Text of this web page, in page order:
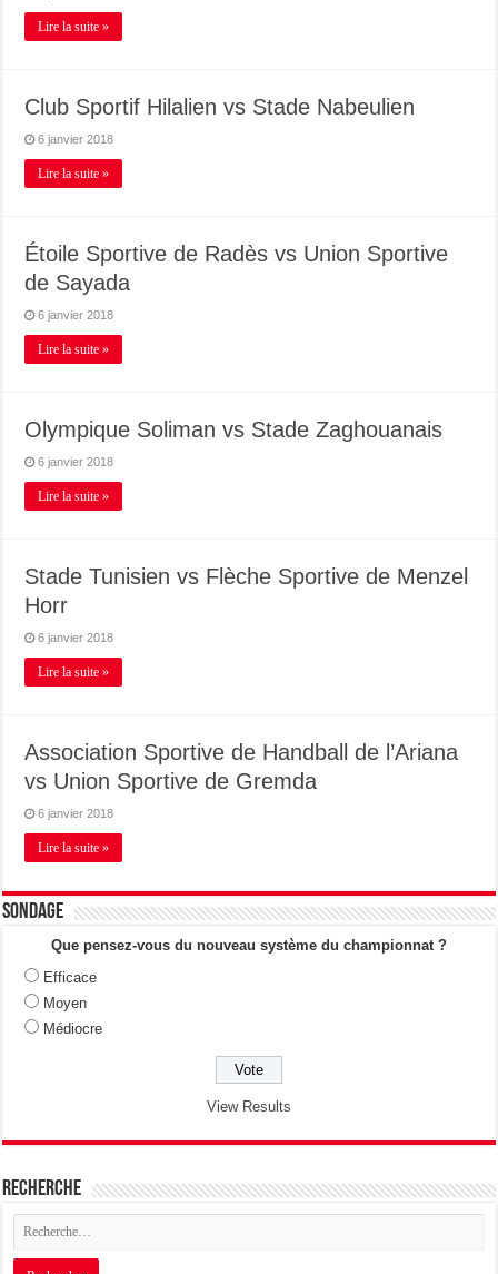
Lire la suite »
Club Sportif Hilalien vs Stade Nabeulien
6 janvier 2018
Lire la suite »
Étoile Sportive de Radès vs Union Sportive
de Sayada
6 janvier 2018
Lire la suite »
Olympique Soliman vs Stade Zaghouanais
6 janvier 2018
Lire la suite »
Stade Tunisien vs Flèche Sportive de Menzel
Horr
6 janvier 2018
Lire la suite »
Association Sportive de Handball de l’Ariana
vs Union Sportive de Gremda
6 janvier 2018
Lire la suite »
Sondage
Que pensez-vous du nouveau système du championnat ?
Efficace
Moyen
Médiocre
View Results
Recherche